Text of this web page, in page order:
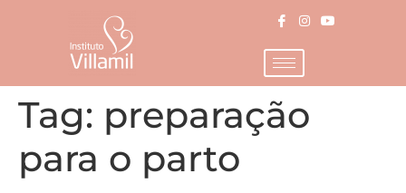
Tag: preparação
para o parto